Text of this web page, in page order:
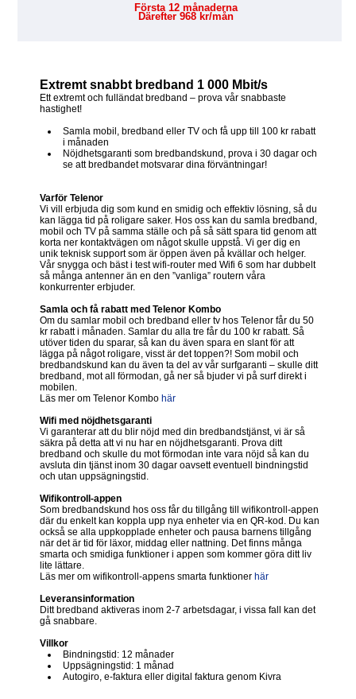
Första 12 månaderna
Därefter 968 kr/mån
Extremt snabbt bredband 1 000 Mbit/s
Ett extremt och fulländat bredband – prova vår snabbaste
hastighet!
Samla mobil, bredband eller TV och få upp till 100 kr rabatt
i månaden
Nöjdhetsgaranti som bredbandskund, prova i 30 dagar och
se att bredbandet motsvarar dina förväntningar!
Varför Telenor
Vi vill erbjuda dig som kund en smidig och effektiv lösning, så du
kan lägga tid på roligare saker. Hos oss kan du samla bredband,
mobil och TV på samma ställe och på så sätt spara tid genom att
korta ner kontaktvägen om något skulle uppstå. Vi ger dig en
unik teknisk support som är öppen även på kvällar och helger.
Vår snygga och bäst i test wifi-router med Wifi 6 som har dubbelt
så många antenner än en den ”vanliga” routern våra
konkurrenter erbjuder.
Samla och få rabatt med Telenor Kombo
Om du samlar mobil och bredband eller tv hos Telenor får du 50
kr rabatt i månaden. Samlar du alla tre får du 100 kr rabatt. Så
utöver tiden du sparar, så kan du även spara en slant för att
lägga på något roligare, visst är det toppen?! Som mobil och
bredbandskund kan du även ta del av vår surfgaranti – skulle ditt
bredband, mot all förmodan, gå ner så bjuder vi på surf direkt i
mobilen.
Läs mer om Telenor Kombo här
Wifi med nöjdhetsgaranti
Vi garanterar att du blir nöjd med din bredbandstjänst, vi är så
säkra på detta att vi nu har en nöjdhetsgaranti. Prova ditt
bredband och skulle du mot förmodan inte vara nöjd så kan du
avsluta din tjänst inom 30 dagar oavsett eventuell bindningstid
och utan uppsägningstid.
Wifikontroll-appen
Som bredbandskund hos oss får du tillgång till wifikontroll-appen
där du enkelt kan koppla upp nya enheter via en QR-kod. Du kan
också se alla uppkopplade enheter och pausa barnens tillgång
när det är tid för läxor, middag eller nattning. Det finns många
smarta och smidiga funktioner i appen som kommer göra ditt liv
lite lättare.
Läs mer om wifikontroll-appens smarta funktioner här
Leveransinformation
Ditt bredband aktiveras inom 2-7 arbetsdagar, i vissa fall kan det
gå snabbare.
Villkor
Bindningstid: 12 månader
Uppsägningstid: 1 månad
Autogiro, e-faktura eller digital faktura genom Kivra